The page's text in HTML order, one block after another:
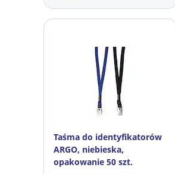
Taśma do identyfikatorów
ARGO, niebieska,
opakowanie 50 szt.